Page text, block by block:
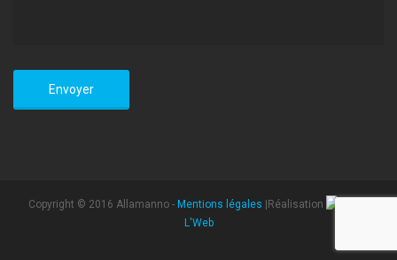
Copyright © 2016 Allamanno - Mentions légales |Réalisation
L'Web